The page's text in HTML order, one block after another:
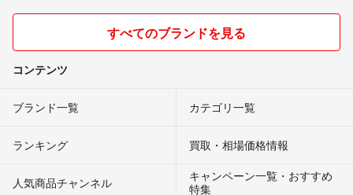
すべてのブランドを見る
コンテンツ
ブランド一覧 カテゴリ一覧
ランキング 買取・相場価格情報
人気商品チャンネル
キャンペーン一覧・おすすめ
特集